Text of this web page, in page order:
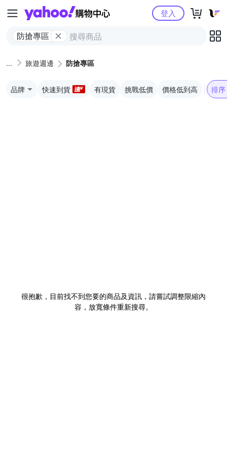
Yahoo購物中心
防搶專區
登入
旅遊週邊 防搶專區
品牌 快速到貨 有現貨 挑戰低價 價格低到高 排序
很抱歉，目前找不到您要的商品及資訊，請嘗試調整限縮內
容，放寬條件重新搜尋。